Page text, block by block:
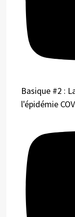
Basique #2 :
l'épidémie